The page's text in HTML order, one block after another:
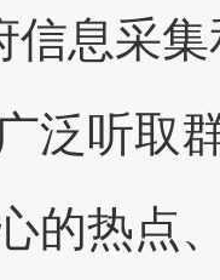
信息采
泛听取
的热点